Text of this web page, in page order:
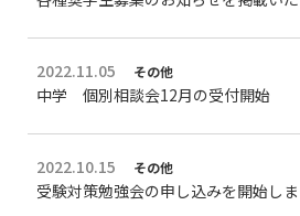
2022.11.05 その他
中学 個別相談会12月の受付開始
2022.10.15 その他
受験対策勉強会の申し込みを開始しま